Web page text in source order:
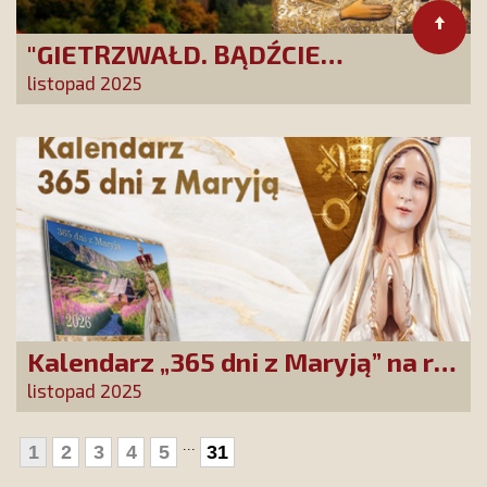
"GIETRZWAŁD. BĄDŹCIE
POLAKAMI". Wesprzyj produkcję
nowego filmu PCh24 TV
listopad 2025
Kalendarz „365 dni z Maryją” na rok
2026 już dostępny! Nowa edycja
zawiera wyjątkowy temat
przewodni
listopad 2025
1 2 3 4 5 31